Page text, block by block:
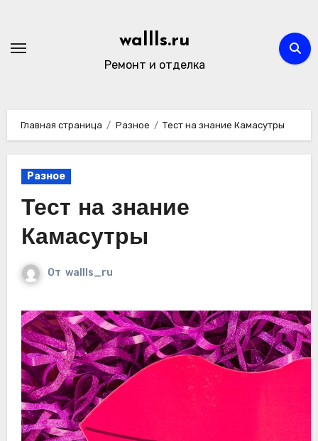
содержимому
wallls.ru
Ремонт и отделка
Главная страница Разное Тест на знание Камасутры
Разное
Тест на знание
Камасутры
От wallls_ru